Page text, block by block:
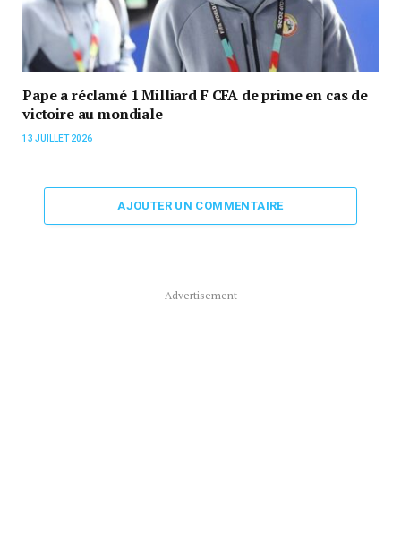
Pape a réclamé 1 Milliard F CFA de prime en cas de
victoire au mondiale
13 JUILLET 2026
AJOUTER UN COMMENTAIRE
Advertisement